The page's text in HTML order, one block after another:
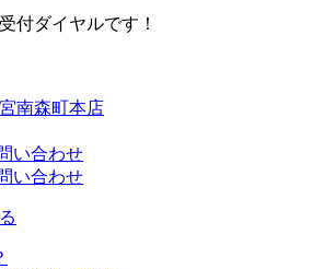
付ダイヤルです！
南森町本店
い合わせ
い合わせ